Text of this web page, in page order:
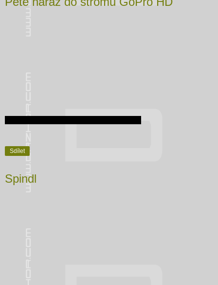
Sdílet
Spindl